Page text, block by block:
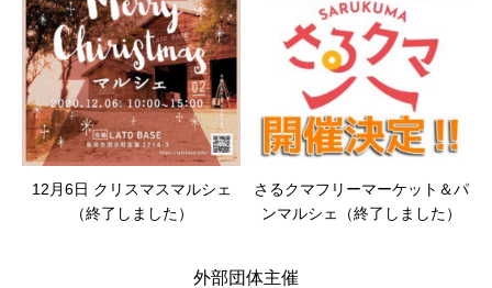
12月6日 クリスマスマルシェ
（終了しました）
さるクマフリーマーケット＆パ
ンマルシェ（終了しました）
外部団体主催